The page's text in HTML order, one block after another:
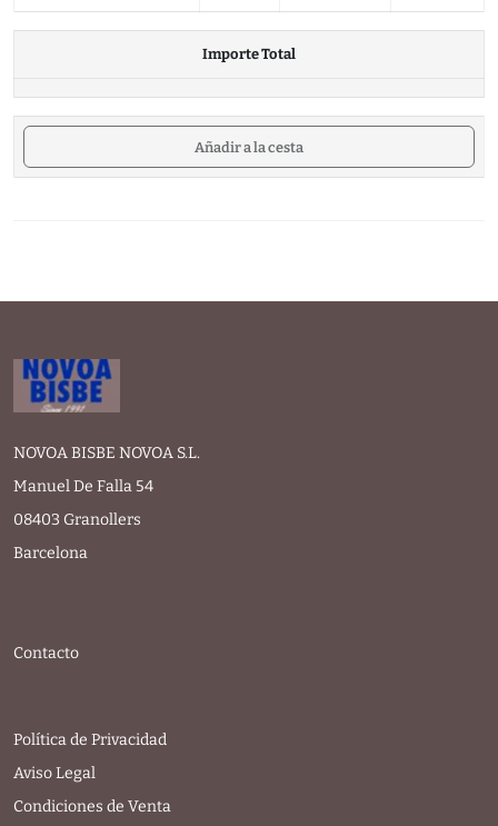
Importe Total
Añadir a la cesta
NOVOA BISBE NOVOA S.L.
Manuel De Falla 54
08403 Granollers
Barcelona
Contacto
Política de Privacidad
Aviso Legal
Condiciones de Venta